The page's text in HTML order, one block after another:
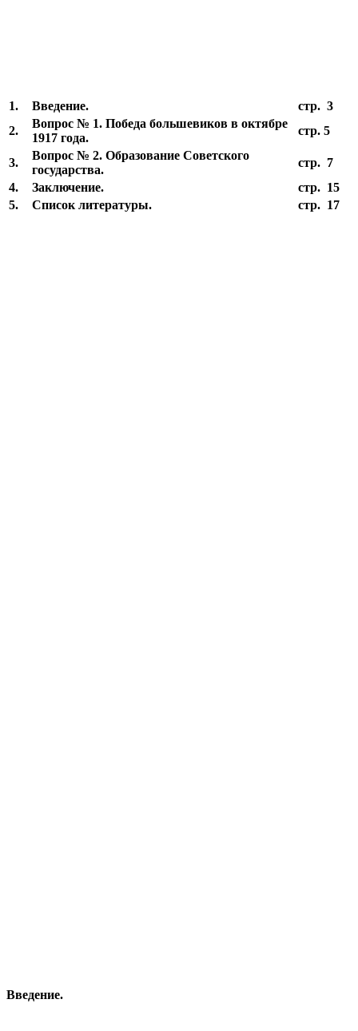
1. Введение.
стр. 3
2.
Вопрос № 1. Победа большевиков в октябре
1917 года.
стр. 5
3.
Вопрос № 2. Образование Советского
государства.
стр. 7
4.
Заключение.
стр. 15
5.
Список литературы. стр. 17
Введение.